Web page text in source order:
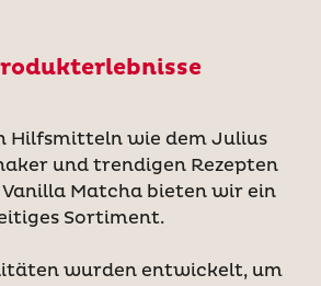
Hilfsmitteln wie dem Julius
und trendigen Rezepten
Matcha bieten wir ein
Sortiment.
wurden entwickelt, um